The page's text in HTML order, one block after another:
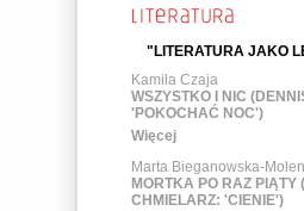
"LITERATURA JAKO
Kamila Czaja
WSZYSTKO I NIC
'POKOCHAĆ NOC')
Więcej
Marta Bieganowska-
MORTKA PO RAZ PIĄTY
CHMIELARZ: 'CIENIE')